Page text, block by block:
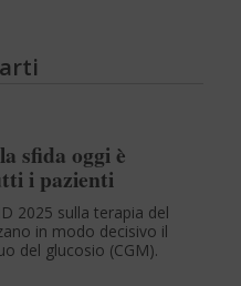
sfida oggi è
i pazienti
2025 sulla terapia del
in modo decisivo il
del glucosio (CGM).